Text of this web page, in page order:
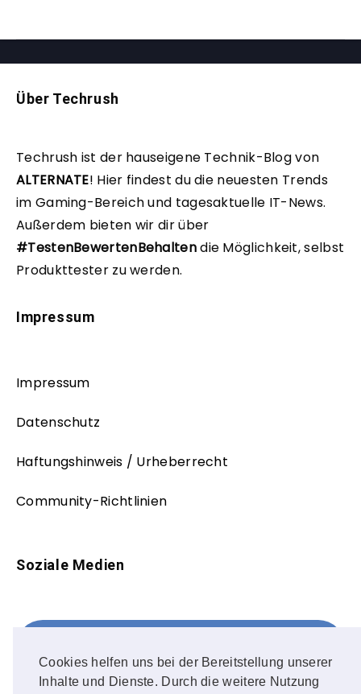
Cookies helfen uns bei der Bereitstellung unserer
Inhalte und Dienste. Durch die weitere Nutzung
Über Techrush
Techrush ist der hauseigene Technik-Blog von
ALTERNATE! Hier findest du die neuesten Trends
im Gaming-Bereich und tagesaktuelle IT-News.
Außerdem bieten wir dir über
#TestenBewertenBehaltendie Möglichkeit, selbst
Produkttester zu werden.
Impressum
Impressum
Datenschutz
Haftungshinweis / Urheberrecht
Community-Richtlinien
Soziale Medien
FOLLOW ME!